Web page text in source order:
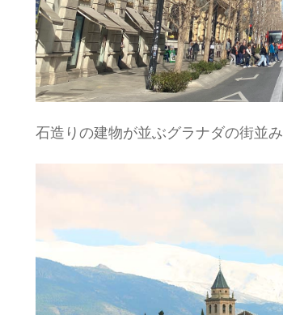
石造りの建物が並ぶグラナダの街並み